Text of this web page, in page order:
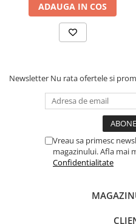
ADAUGA IN COS
Newsletter Nu rata ofertele si
Vreau sa primesc
magazinului. Afla mai
Confidentialitate